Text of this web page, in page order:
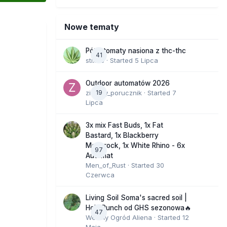
Nowe tematy
41
Półautomaty nasiona z thc-thc
stix33 · Started 5 Lipca
19
Outdoor automatów 2026
zielony_porucznik · Started 7
Lipca
97
3x mix Fast Buds, 1x Fat
Bastard, 1x Blackberry
Moonrock, 1x White Rhino - 6x
Automat
Men_of_Rust · Started 30
Czerwca
47
Living Soil Soma's sacred soil |
Holy Punch od GHS sezonowa🔥
Wesoły Ogród Aliena · Started 12